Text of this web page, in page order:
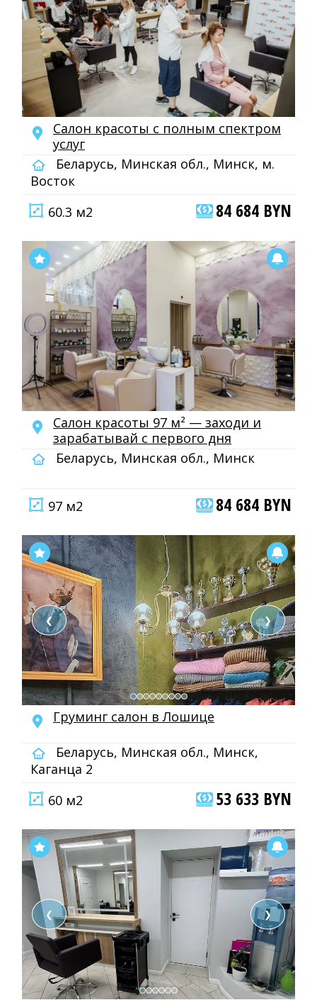
Салон красоты с полным спектром
услуг
Беларусь, Минская обл., Минск, м.
Восток
60.3 м2
84 684 BYN
Салон красоты 97 м² — заходи и
зарабатывай с первого дня
Беларусь, Минская обл., Минск
97 м2 84 684 BYN
❮ ❯
Груминг салон в Лошице
Беларусь, Минская обл., Минск,
Каганца 2
60 м2
53 633 BYN
❮ ❯